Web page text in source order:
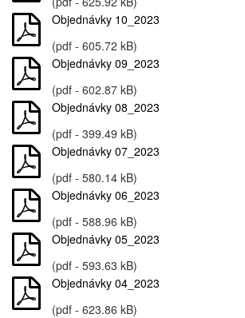
Objednávky 10_2023
(pdf - 605.72 kB)
Objednávky 09_2023
(pdf - 602.87 kB)
Objednávky 08_2023
(pdf - 399.49 kB)
Objednávky 07_2023
(pdf - 580.14 kB)
Objednávky 06_2023
(pdf - 588.96 kB)
Objednávky 05_2023
(pdf - 593.63 kB)
Objednávky 04_2023
(pdf - 623.86 kB)